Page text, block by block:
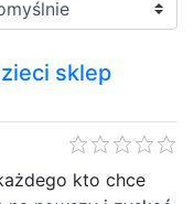
sklep
kto chce